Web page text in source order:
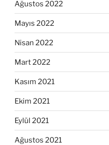
Ağustos 2022
Mayıs 2022
Nisan 2022
Mart 2022
Kasım 2021
Ekim 2021
Eylül 2021
Ağustos 2021